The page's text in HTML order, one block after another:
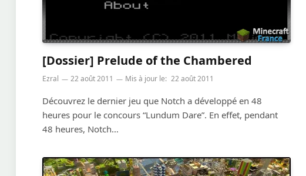
[Dossier] Prelude of the Chambered
Ezral 22 août 2011 Mis à jour le: 22 août 2011
Découvrez le dernier jeu que Notch a développé en 48
heures pour le concours “Lundum Dare”. En effet, pendant
48 heures, Notch…